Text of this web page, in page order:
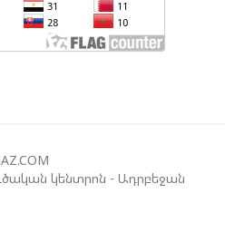
ՂԱՐԱԲԱՂՅԱՆ
ԱՆՕՐԻՆԱԿԱՆ
կենտրոն - Ադրբեջան